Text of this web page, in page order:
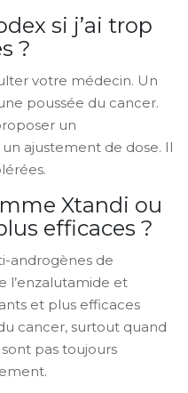
si j’ai trop
?
votre médecin. Un
poussée du cancer.
un
ajustement de dose. Il
Xtandi ou
efficaces ?
androgènes de
l’enzalutamide et
et plus efficaces
cancer, surtout quand
pas toujours